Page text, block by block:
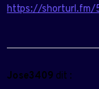
https://shorturl.fm/
Jose3409 dit :